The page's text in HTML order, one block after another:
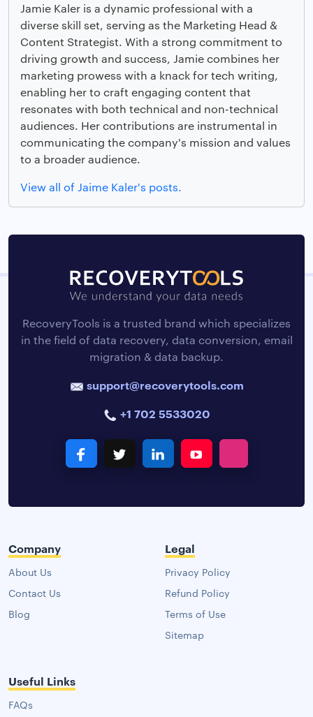
Jamie Kaler is a dynamic professional with a
diverse skill set, serving as the Marketing Head &
Content Strategist. With a strong commitment to
driving growth and success, Jamie combines her
marketing prowess with a knack for tech writing,
enabling her to craft engaging content that
resonates with both technical and non-technical
audiences. Her contributions are instrumental in
communicating the company's mission and values
to a broader audience.
View all of Jaime Kaler's posts.
RecoveryTools is a trusted brand which specializes
in the field of data recovery, data conversion, email
migration & data backup.
support@recoverytools.com
+1 702 5533020
Company
About Us
Contact Us
Blog
Legal
Privacy Policy
Refund Policy
Terms of Use
Sitemap
Useful Links
FAQs